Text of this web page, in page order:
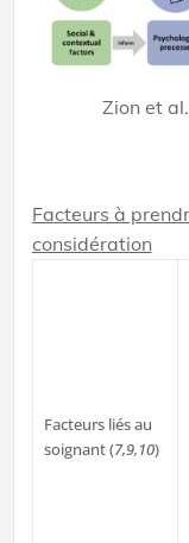
Zion et
Facteurs à
considération
Facteurs liés au
soignant (7,9,10)